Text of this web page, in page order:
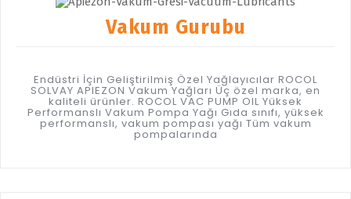
Vakum Gurubu
Endüstri İçin Geliştirilmiş Özel Yağlayıcılar ROCOL
SOLVAY APIEZON Vakum Yağları Üç özel marka, en
kaliteli ürünler. ROCOL VAC PUMP OIL Yüksek
Performanslı Vakum Pompa Yağı Gıda sınıfı, yüksek
performanslı, vakum pompası yağı Tüm vakum
pompalarında